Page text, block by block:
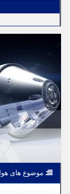
موضوع های